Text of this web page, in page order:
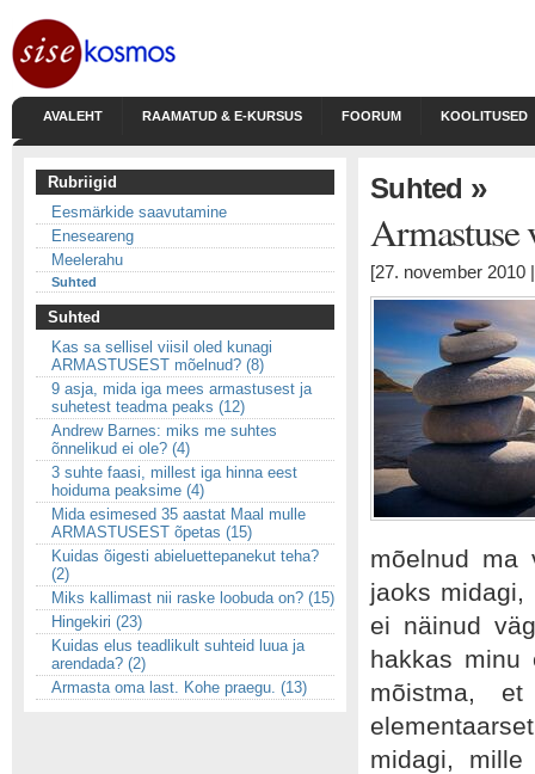
AVALEHT RAAMATUD & E-KURSUS FOORUM KOOLITUSED
Rubriigid
Eesmärkide saavutamine
Eneseareng
Meelerahu
Suhted
Suhted
Kas sa sellisel viisil oled kunagi
ARMASTUSEST mõelnud? (8)
9 asja, mida iga mees armastusest ja
suhetest teadma peaks (12)
Andrew Barnes: miks me suhtes
õnnelikud ei ole? (4)
3 suhte faasi, millest iga hinna eest
hoiduma peaksime (4)
Mida esimesed 35 aastat Maal mulle
ARMASTUSEST õpetas (15)
Kuidas õigesti abieluettepanekut teha?
(2)
Miks kallimast nii raske loobuda on? (15)
Hingekiri (23)
Kuidas elus teadlikult suhteid luua ja
arendada? (2)
Armasta oma last. Kohe praegu. (13)
Suhted »
Armastuse
[27. november 2010
mõelnud ma
jaoks
ei näinud
hakkas minu
mõistma,
midagi,